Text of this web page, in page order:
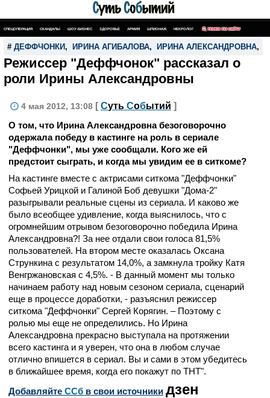
СПЕЦОПЕРАЦИЯ СКАНДАЛЫ ШОУ-БИЗНЕС ЗДОРОВЬЕ АРМИЯ ШПИОНАЖ НЕКРОЛОГ ПОИСК ПО САЙТУ
# ДЕФФЧОНКИ , ИРИНА АГИБАЛОВА, ИРИНА АЛЕКСАНДРОВНА,
Режиссер "Деффчонок" рассказал о
роли Ирины Александровны
4 мая 2012, 13:08 [ Суть Событий ]
О том, что Ирина Александровна безоговорочно
одержала победу в кастинге на роль в сериале
"Деффчонки", мы уже сообщали. Кого же ей
предстоит сыграть, и когда мы увидим ее в ситкоме?
На кастинге вместе с актрисами ситкома "Деффчонки"
Софьей Урицкой и Галиной Боб девушки "Дома-2"
разыгрывали реальные сцены из сериала. И каково же
было всеобщее удивление, когда выяснилось, что с
огромнейшим отрывом безоговорочно победила Ирина
Александровна?! За нее отдали свои голоса 81,5%
пользователей. На втором месте оказалась Оксана
Стрункина с результатом 14,0%, а замкнула тройку Катя
Венгржановская с 4,5%. - В данный момент мы только
начинаем работу над новым сезоном сериала, сценарий
еще в процессе доработки, - разъяснил режиссер
ситкома "Деффчонки" Сергей Корягин. – Поэтому с
ролью мы еще не определились. Но Ирина
Александровна прекрасно выступала на протяжении
всего кастинга и я уверен, что она в любом случае
отлично впишется в сериал. Вы и сами в этом убедитесь
в ближайшее время, когда его покажут по ТНТ".
Добавляйте CСб в свои источники дзен